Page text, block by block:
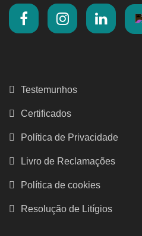
Testemunhos
Certificados
Política de Privacidade
Livro de Reclamações
Política de cookies
Resolução de Litígios